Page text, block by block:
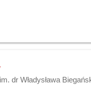
dr Władysława